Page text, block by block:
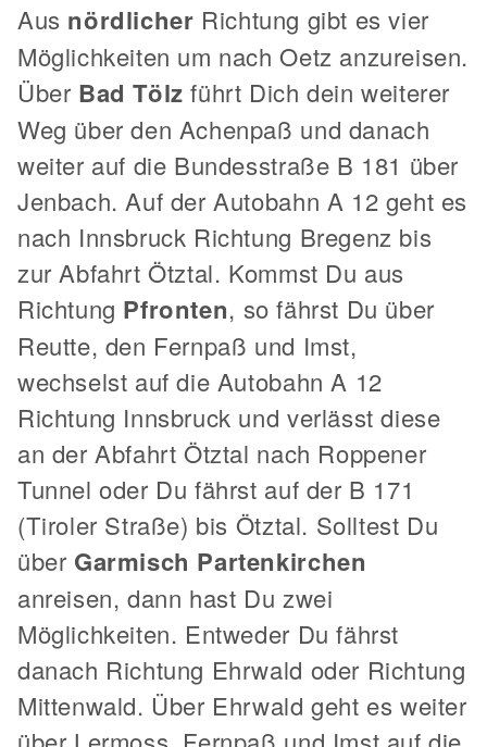
Aus nördlicher Richtung gibt es vier
Möglichkeiten um nach Oetz anzureisen.
Über Bad Tölz führt Dich dein weiterer
Weg über den Achenpaß und danach
weiter auf die Bundesstraße B 181 über
Jenbach. Auf der Autobahn A 12 geht es
nach Innsbruck Richtung Bregenz bis
zur Abfahrt Ötztal. Kommst Du aus
Richtung Pfronten, so fährst Du über
Reutte, den Fernpaß und Imst,
wechselst auf die Autobahn A 12
Richtung Innsbruck und verlässt diese
an der Abfahrt Ötztal nach Roppener
Tunnel oder Du fährst auf der B 171
(Tiroler Straße) bis Ötztal. Solltest Du
über Garmisch Partenkirchen
anreisen, dann hast Du zwei
Möglichkeiten. Entweder Du fährst
danach Richtung Ehrwald oder Richtung
Mittenwald. Über Ehrwald geht es weiter